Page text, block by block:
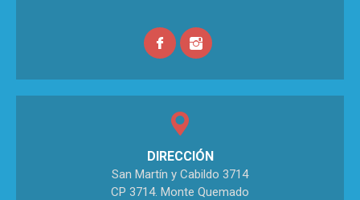
DIRECCIÓN
San Martín y Cabildo 3714
CP 3714. Monte Quemado